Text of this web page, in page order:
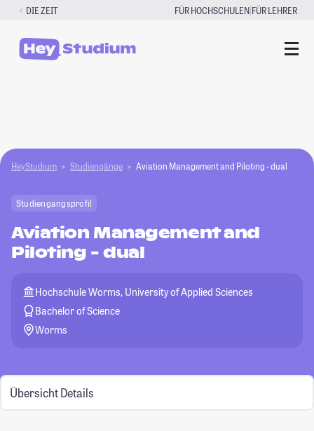
Zum
springen
DIE ZEIT FÜR HOCHSCHULEN|FÜR LEHRER
HeyStudium Studiengänge Aviation Management and Piloting - dual
Studiengangsprofil
Aviation Management and
Piloting - dual
Hochschule Worms, University of Applied Sciences
Bachelor of Science
Worms
Übersicht Details